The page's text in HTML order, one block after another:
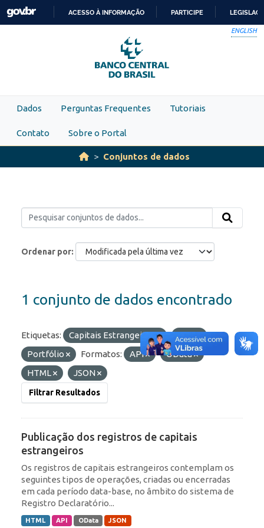
Skip to main content
PARA
O
CONTEÚDO
ACESSO À INFORMAÇÃO PARTICIPE
ENGLISH
Dados Perguntas Frequentes Tutoriais
Contato Sobre o Portal
Conjuntos de dados
Ordenar por
1 conjunto de dados encontrado
Etiquetas: Capitais Estrangeiros
RDE
Portfólio
Formatos: API
OData
HTML
JSON
Filtrar Resultados
Publicação dos registros de capitais
estrangeiros
Os registros de capitais estrangeiros contemplam os
seguintes tipos de operações, criadas ou encerradas
em cada período data-base, no âmbito do sistema de
Registro Declaratório...
HTML API OData JSON